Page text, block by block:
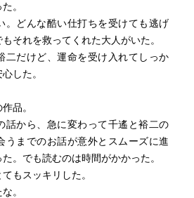
に晒されていた少年がいました。彼
きます。
は病で倒れ、少年は孤独に。施設で
れますが、仕事が忙しく、多くを語
。
。どんな酷い仕打ちを受けても逃げ
それを救ってくれた大人がいた。
二だけど、運命を受け入れてしっか
した。
品。
話から、急に変わって千遙と裕二の
うまでのお話が意外とスムーズに進
。でも読むのは時間がかかった。
もスッキリした。
。